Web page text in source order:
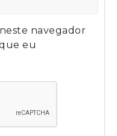
navegador
eu